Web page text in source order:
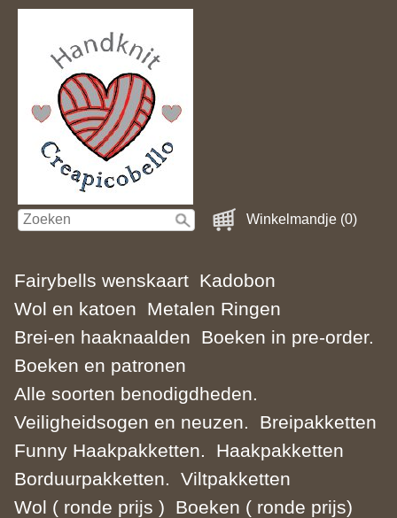
Winkelmandje (0)
Fairybells wenskaart Kadobon
Wol en katoen
Metalen Ringen
Brei-en haaknaalden
Boeken in pre-order.
Boeken en patronen
Alle soorten benodigdheden.
Veiligheidsogen en neuzen.
Breipakketten
Funny Haakpakketten.
Haakpakketten
Borduurpakketten.
Viltpakketten
Wol ( ronde prijs )
Boeken ( ronde prijs)